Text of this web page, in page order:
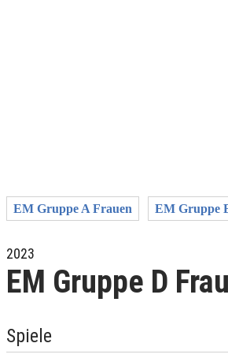
EM Gruppe A Frauen EM Gruppe
2023
EM Gruppe D
Spiele